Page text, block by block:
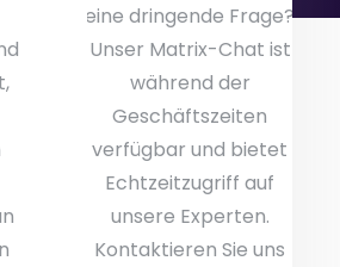
eine dringende Frage?
Unser Matrix-Chat ist
während der
Geschäftszeiten
verfügbar und bietet
Echtzeitzugriff auf
unsere Experten.
Kontaktieren Sie uns